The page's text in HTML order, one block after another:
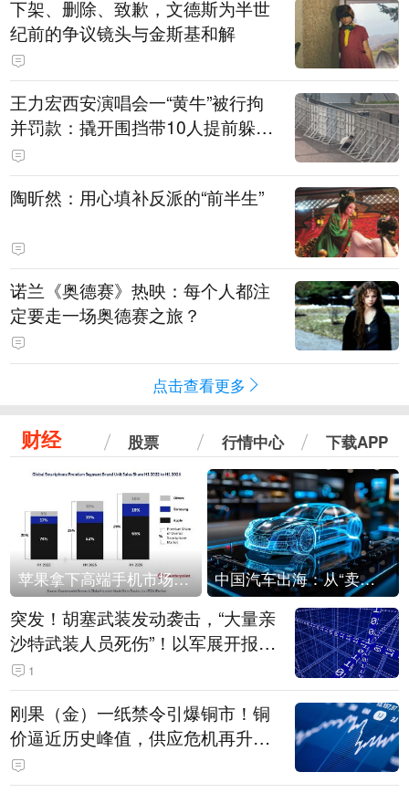
下架、删除、致歉，文德斯为半世
纪前的争议镜头与金斯基和解
王力宏西安演唱会一“黄牛”被行拘
并罚款：撬开围挡带10人提前躲进
场馆清洁室，开唱前还没混入观众
席就被抓
陶昕然：用心填补反派的“前半生”
诺兰《奥德赛》热映：每个人都注
定要走一场奥德赛之旅？
点击查看更多
财经 股票 行情中心 下载APP
苹果拿下高端手机市场65%的份额：iPhone 17系列功不可没 中国汽车出海：从“卖出去”到“走进去”
突发！胡塞武装发动袭击，“大量亲
沙特武装人员死伤”！以军展开报复
性空袭
1
刚果（金）一纸禁令引爆铜市！铜
价逼近历史峰值，供应危机再升
级？